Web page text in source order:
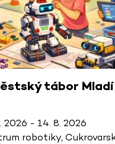
tábor Mladí
2026 - 14. 8. 2026
robotiky,